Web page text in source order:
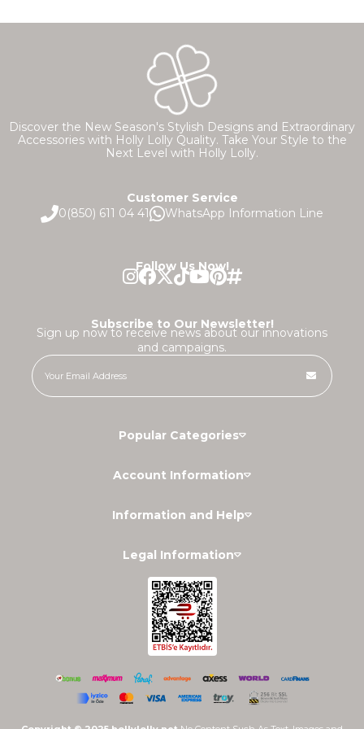
Discover the New Season's Stylish Designs and Extraordinary
Accessories with Holly Lolly Quality. Take Your Style to the
Next Level with Holly Lolly.
Customer Service
0(850) 611 04 41
WhatsApp Information Line
Follow Us Now!
Subscribe to Our Newsletter!
Sign up now to receive news about our innovations
and campaigns.
Popular Categories
Account Information
Information and Help
Legal Information